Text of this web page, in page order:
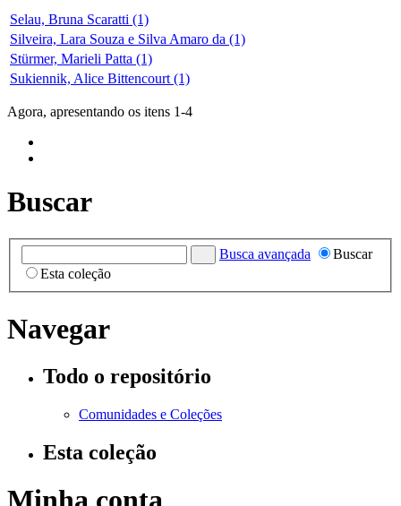
Selau, Bruna Scaratti (1)
Silveira, Lara Souza e Silva Amaro da (1)
Stürmer, Marieli Patta (1)
Sukiennik, Alice Bittencourt (1)
Agora, apresentando os itens 1-4
Buscar
Busca avançada
Buscar
Esta coleção
Navegar
Todo o repositório
Comunidades e Coleções
Esta coleção